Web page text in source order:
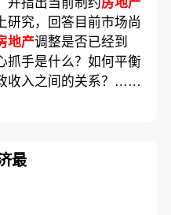
研究，回答目前市场尚
地产调整是否已经到
抓手是什么？如何平衡
收入之间的关系？……
最